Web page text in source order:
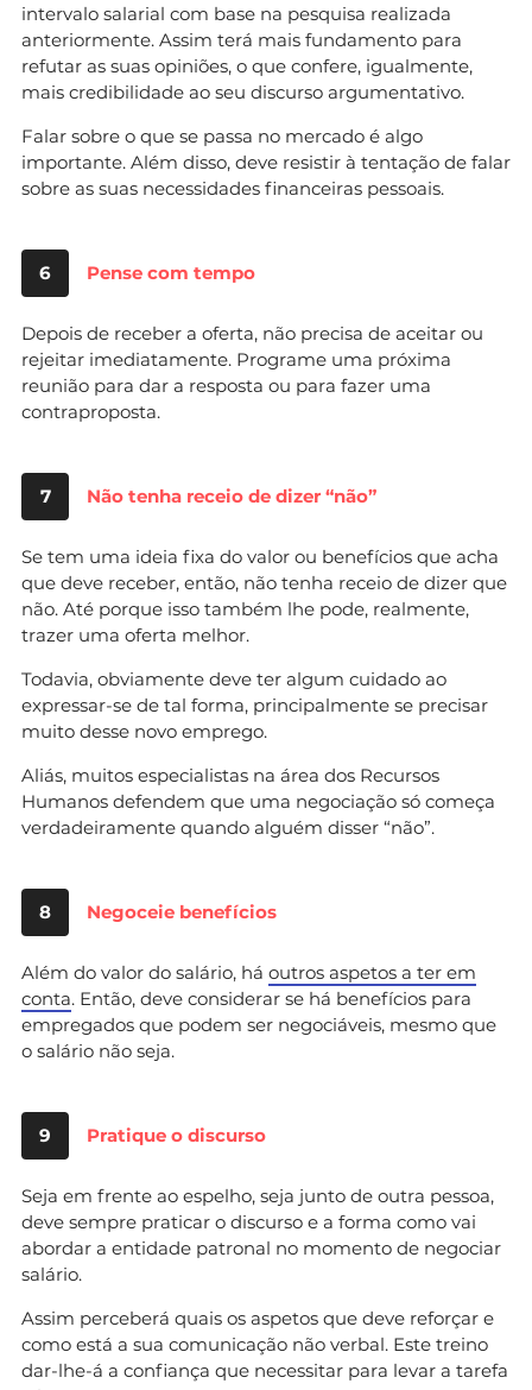
intervalo salarial com base na pesquisa realizada
anteriormente. Assim terá mais fundamento para
refutar as suas opiniões, o que confere, igualmente,
mais credibilidade ao seu discurso argumentativo.
Falar sobre o que se passa no mercado é algo
importante. Além disso, deve resistir à tentação de falar
sobre as suas necessidades financeiras pessoais.
6 Pense com tempo
Depois de receber a oferta, não precisa de aceitar ou
rejeitar imediatamente. Programe uma próxima
reunião para dar a resposta ou para fazer uma
contraproposta.
7 Não tenha receio de dizer “não”
Se tem uma ideia fixa do valor ou benefícios que acha
que deve receber, então, não tenha receio de dizer que
não. Até porque isso também lhe pode, realmente,
trazer uma oferta melhor.
Todavia, obviamente deve ter algum cuidado ao
expressar-se de tal forma, principalmente se precisar
muito desse novo emprego.
Aliás, muitos especialistas na área dos Recursos
Humanos defendem que uma negociação só começa
verdadeiramente quando alguém disser “não”.
8 Negoceie benefícios
Além do valor do salário, há outros aspetos a ter em
conta. Então, deve considerar se há benefícios para
empregados que podem ser negociáveis, mesmo que
o salário não seja.
9 Pratique o discurso
Seja em frente ao espelho, seja junto de outra pessoa,
deve sempre praticar o discurso e a forma como vai
abordar a entidade patronal no momento de negociar
salário.
Assim perceberá quais os aspetos que deve reforçar e
como está a sua comunicação não verbal. Este treino
dar-lhe-á a confiança que necessitar para levar a tarefa